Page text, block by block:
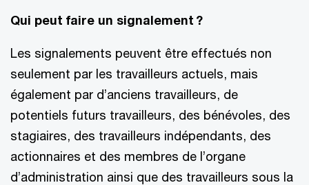
Qui peut faire un signalement ?
Les signalements peuvent être effectués non
seulement par les travailleurs actuels, mais
également par d’anciens travailleurs, de
potentiels futurs travailleurs, des bénévoles, des
stagiaires, des travailleurs indépendants, des
actionnaires et des membres de l’organe
d’administration ainsi que des travailleurs sous la